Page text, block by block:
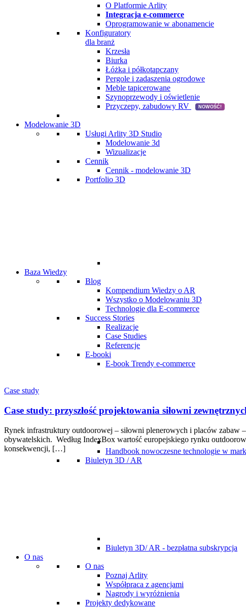
O Platformie Arlity
Integracja e-commerce
Oprogramowanie w abonamencie
Konfiguratory
dla branż
Krzesła
Biurka
Łóżka i półkotapczany
Pergole i zadaszenia ogrodowe
Meble tapicerowane
Szynoprzewody i oświetlenie
Przyczepy, zabudowy RV
NOWOŚĆ!
Modelowanie 3D
Usługi Arlity 3D Studio
Modelowanie 3d
Wizualizacje
Cennik
Cennik - modelowanie 3D
Portfolio 3D
Baza Wiedzy
Blog
Kompendium Wiedzy o AR
Wszystko o Modelowaniu 3D
Technologie dla E-commerce
Success Stories
Realizacje
Case Studies
Referencje
E-booki
E-book Trendy e-commerce
Handbook nowoczesne technologie w
Biuletyn 3D / AR
Biuletyn 3D/ AR - bezpłatna subskrypcja
O nas
O nas
Poznaj Arlity
Współpraca z agencjami
Nagrody i wyróżnienia
Projekty dedykowane
Case study
Case study: przyszłość projektowania siłowni
Rynek infrastruktury outdoorowej – siłowni plenerowych i placów
obywatelskich. Według IndexBox wartość europejskiego rynku
konsekwencji, […]